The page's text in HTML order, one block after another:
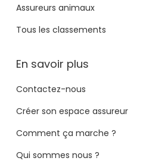
Assureurs animaux
Tous les classements
En savoir plus
Contactez-nous
Créer son espace assureur
Comment ça marche ?
Qui sommes nous ?